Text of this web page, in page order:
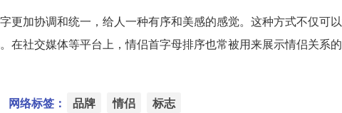
更加协调和统一，给人一种有序和美感的感觉。这种方式不仅可
在社交媒体等平台上，情侣首字母排序也常被用来展示情侣关系
网络标签： 品牌 情侣 标志